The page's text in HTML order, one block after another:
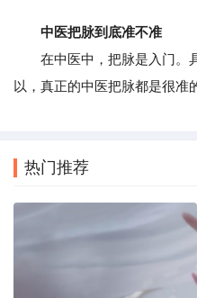
中医把脉到底准不准
在中医中，把脉是入门。
以，真正的中医把脉都是很准
热门推荐